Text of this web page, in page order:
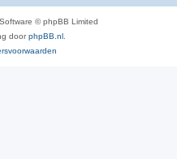
© phpBB Limited
doorphpBB.nl